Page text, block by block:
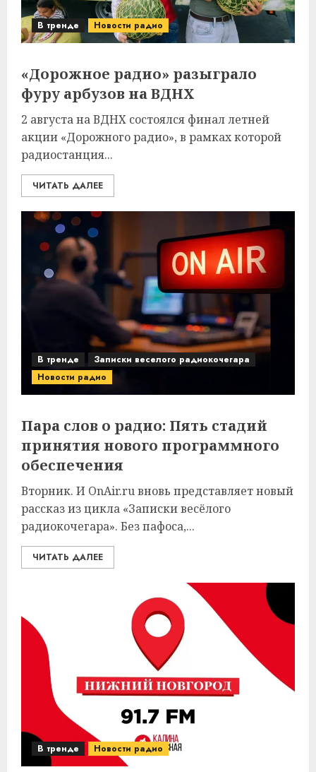
В тренде Новости радио
«Дорожное радио» разыграло
фуру арбузов на ВДНХ
2 августа на ВДНХ состоялся финал летней
акции «Дорожного радио», в рамках которой
радиостанция...
ЧИТАТЬ ДАЛЕЕ
В тренде
Записки веселого радиокочегара
Новости радио
Пара слов о радио: Пять стадий
принятия нового программного
обеспечения
Вторник. И OnAir.ru вновь представляет новый
рассказ из цикла «Записки весёлого
радиокочегара». Без пафоса,...
ЧИТАТЬ ДАЛЕЕ
В тренде Новости радио